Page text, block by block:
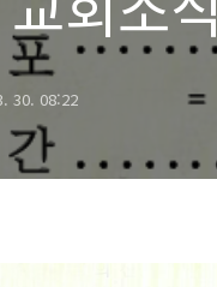
30. 08:22